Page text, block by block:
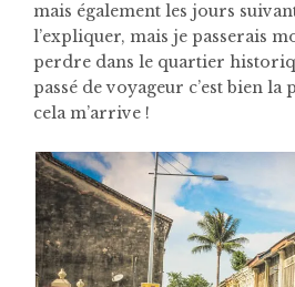
mais également les jours
l’expliquer, mais je passerais
perdre dans le quartier
passé de voyageur c’est bien
cela m’arrive !